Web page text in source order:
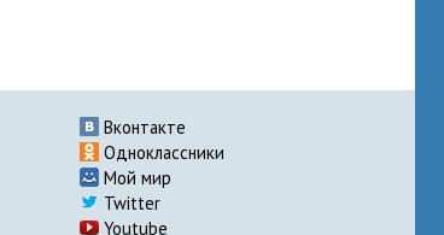
Вконтакте
Одноклассники
Мой мир
Twitter
Youtube